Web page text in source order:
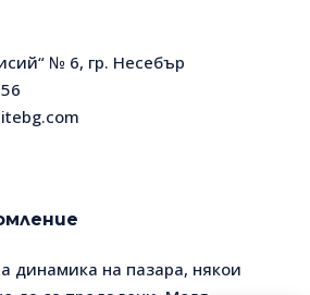
№ 6, гр. Несебър
динамика на пазара, някои